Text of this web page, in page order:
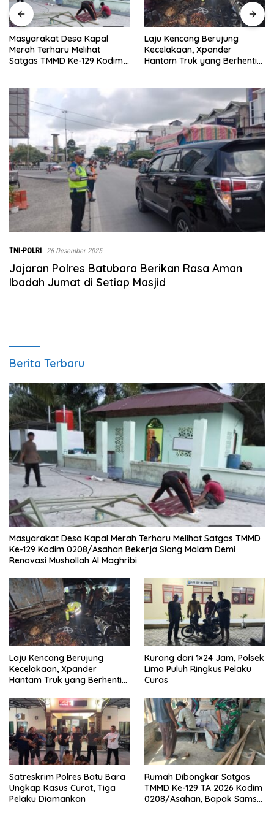
Laju Kencang Berujung
Kecelakaan, Xpander
Hantam Truk yang Berhenti
Kurang dari 1×24 Jam, Polsek
Lima Puluh Ringkus Pelaku
Curas
TNI-POLRI 26 Desember 2025
Jajaran Polres Batubara Berikan Rasa Aman
Ibadah Jumat di Setiap Masjid
Berita Terbaru
Masyarakat Desa Kapal Merah Terharu Melihat Satgas TMMD
Ke-129 Kodim 0208/Asahan Bekerja Siang Malam Demi
Renovasi Mushollah Al Maghribi
Laju Kencang Berujung
Kecelakaan, Xpander
Hantam Truk yang Berhenti
Kurang dari 1×24 Jam, Polsek
Lima Puluh Ringkus Pelaku
Curas
Satreskrim Polres Batu Bara
Ungkap Kasus Curat, Tiga
Pelaku Diamankan
Rumah Dibongkar Satgas
TMMD Ke-129 TA 2026 Kodim
0208/Asahan, Bapak Samsul